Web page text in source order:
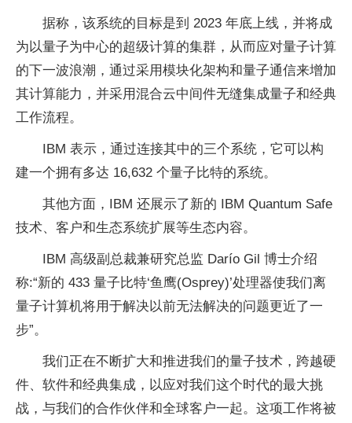
据称，该系统的目标是到 2023 年底上线，并将成
为以量子为中心的超级计算的集群，从而应对量子计算
的下一波浪潮，通过采用模块化架构和量子通信来增加
其计算能力，并采用混合云中间件无缝集成量子和经典
工作流程。
IBM 表示，通过连接其中的三个系统，它可以构
建一个拥有多达 16,632 个量子比特的系统。
其他方面，IBM 还展示了新的 IBM Quantum Safe
技术、客户和生态系统扩展等生态内容。
IBM 高级副总裁兼研究总监 Darío Gil 博士介绍
称:“新的 433 量子比特‘鱼鹰(Osprey)’处理器使我们离
量子计算机将用于解决以前无法解决的问题更近了一
步”。
我们正在不断扩大和推进我们的量子技术，跨越硬
件、软件和经典集成，以应对我们这个时代的最大挑
战，与我们的合作伙伴和全球客户一起。这项工作将被